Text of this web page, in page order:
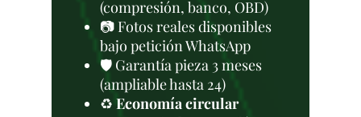
(compresión, banco, OBD)
📷 Fotos reales disponibles
bajo petición WhatsApp
🛡️ Garantía pieza 3 meses
(ampliable hasta 24)
♻️ Economía circular